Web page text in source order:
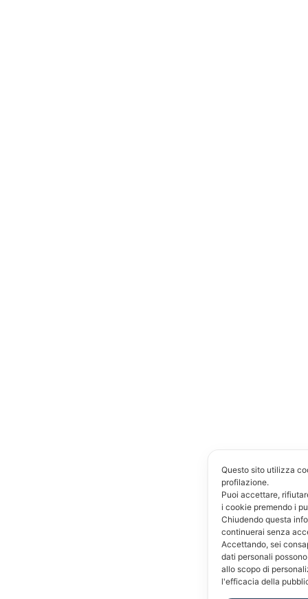
Questo sito utilizza
profilazione.
Puoi accettare,
i cookie premendo i
Chiudendo questa
continuerai senza
Accettando, sei
dati personali
allo scopo di
l'efficacia della